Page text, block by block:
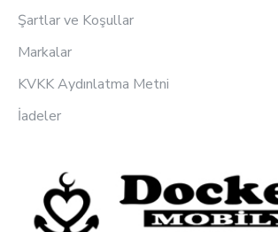
Şartlar ve Koşullar
Markalar
KVKK Aydınlatma Metni
İadeler